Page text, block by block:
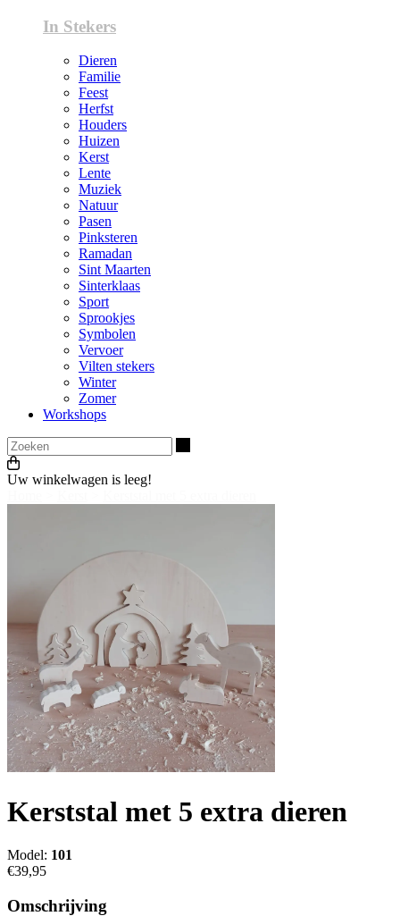
In Stekers
Dieren
Familie
Feest
Herfst
Houders
Huizen
Kerst
Lente
Muziek
Natuur
Pasen
Pinksteren
Ramadan
Sint Maarten
Sinterklaas
Sport
Sprookjes
Symbolen
Vervoer
Vilten stekers
Winter
Zomer
Workshops
Uw winkelwagen is leeg!
Kerststal met 5 extra dieren
Model: 101
€39,95
Omschrijving